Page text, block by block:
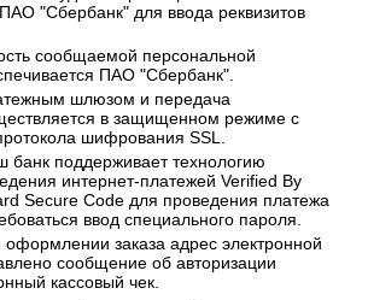
"Сбербанк" для ввода реквизитов
сообщаемой персональной
ПАО "Сбербанк".
шлюзом и передача
в защищенном режиме с
шифрования SSL.
банк поддерживает технологию
интернет-платежей Verified By
Secure Code для проведения платежа
ввод специального пароля.
заказа адрес электронной
сообщение об авторизации
кассовый чек.